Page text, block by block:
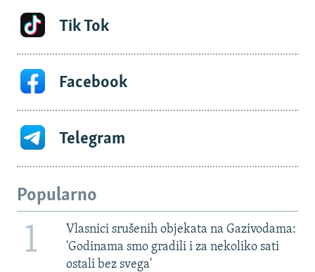
Tik Tok
Facebook
Telegram
Popularno
1
Vlasnici srušenih objekata na Gazivodama:
'Godinama smo gradili i za nekoliko sati
ostali bez svega'